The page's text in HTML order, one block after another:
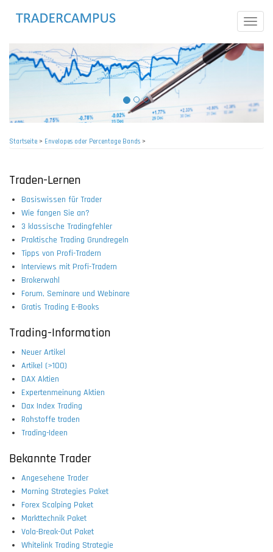
Toggle
Startseite> Envelopes oder Percentage Bands >
Traden-Lernen
Basiswissen für Trader
Wie fangen Sie an?
3 klassische Tradingfehler
Praktische Trading Grundregeln
Tipps von Profi-Tradern
Interviews mit Profi-Tradern
Brokerwahl
Forum, Seminare und Webinare
Gratis Trading E-Books
Trading-Information
Neuer Artikel
Artikel (>100)
DAX Aktien
Expertenmeinung Aktien
Dax Index Trading
Rohstoffe traden
Trading-Ideen
Bekannte Trader
Angesehene Trader
Morning Strategies Paket
Forex Scalping Paket
Markttechnik Paket
Vola-Break-Out Paket
Whitelink Trading Strategie